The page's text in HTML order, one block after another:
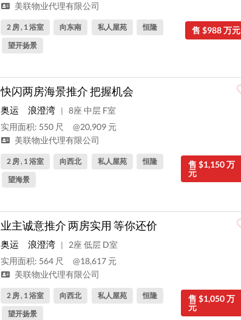
美联物业代理有限公司
售 $988 万元
2 房 , 1 浴室 向东南 私人屋苑
恒隆
望开扬景
快闪两房海景推介 把握机会
奥运 浪澄湾 |
8座 中层 F室
实用面积: 550 尺
@20,909 元
美联物业代理有限公司
售 $1,150 万
元
2 房 , 1 浴室 向西北 私人屋苑
恒隆
望海景
业主诚意推介 两房实用 等你还价
奥运 浪澄湾 |
2座 低层 D室
实用面积: 564 尺
@18,617 元
美联物业代理有限公司
售 $1,050 万
元
2 房 , 1 浴室 向西北 私人屋苑
恒隆
望开扬景